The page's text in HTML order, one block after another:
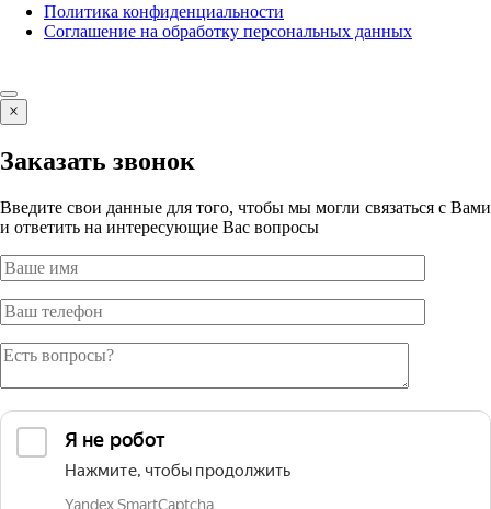
Политика конфиденциальности
Соглашение на обработку персональных данных
×
Заказать звонок
Введите свои данные для того, чтобы мы могли связаться с Вами
и ответить на интересующие Вас вопросы